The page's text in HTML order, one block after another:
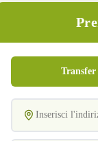
Transfer